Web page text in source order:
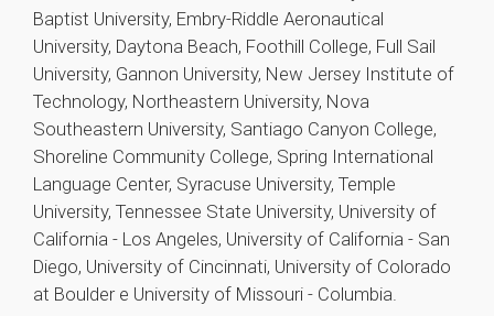
Baptist University, Embry-Riddle Aeronautical
University, Daytona Beach, Foothill College, Full Sail
University, Gannon University, New Jersey Institute of
Technology, Northeastern University, Nova
Southeastern University, Santiago Canyon College,
Shoreline Community College, Spring International
Language Center, Syracuse University, Temple
University, Tennessee State University, University of
California - Los Angeles, University of California - San
Diego, University of Cincinnati, University of Colorado
at Boulder e University of Missouri - Columbia.
1